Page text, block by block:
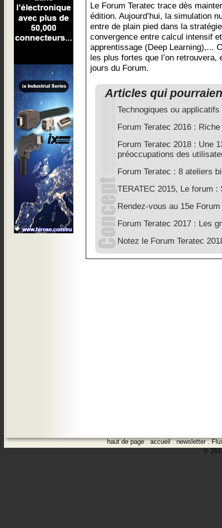
Le Forum Teratec trace dès
édition. Aujourd’hui, la simulation
entre de plain pied dans la
convergence entre calcul intensif
apprentissage (Deep Learning),...
les plus fortes que l’on retrouvera,
jours du Forum.
Articles qui
Technogiques ou
Forum Teratec 2016 :
Forum Teratec 2018 : Une
préoccupations des
Forum Teratec : 8 ateliers
TERATEC 2015, Le forum
Rendez-vous au 15e
Forum Teratec 2017 : Les
Notez le Forum Teratec
haut de page.accueil.newsletter.
©